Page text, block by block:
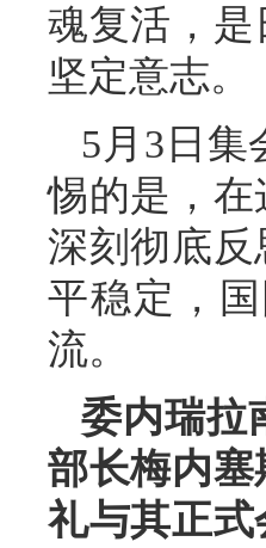
魂复活，
坚定意志。
5月3日集
惕的是，
深刻彻底
平稳定，
流。
委内瑞拉
部长梅内
礼与其正